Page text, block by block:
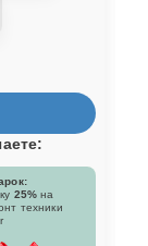
25% на
техники